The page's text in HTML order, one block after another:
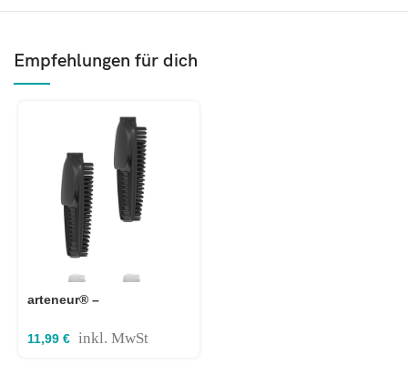
Empfehlungen für dich
arteneur® –
3in1 Toilettenbürste aus
11,99 € inkl. MwSt